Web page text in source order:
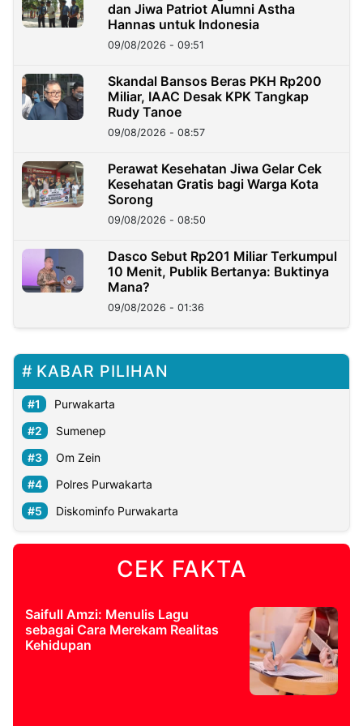
dan Jiwa Patriot Alumni Astha
Hannas untuk Indonesia
09/08/2026 - 09:51
Skandal Bansos Beras PKH Rp200
Miliar, IAAC Desak KPK Tangkap
Rudy Tanoe
09/08/2026 - 08:57
Perawat Kesehatan Jiwa Gelar Cek
Kesehatan Gratis bagi Warga Kota
Sorong
09/08/2026 - 08:50
Dasco Sebut Rp201 Miliar Terkumpul
10 Menit, Publik Bertanya: Buktinya
Mana?
09/08/2026 - 01:36
KABAR PILIHAN
Purwakarta
Sumenep
Om Zein
Polres Purwakarta
Diskominfo Purwakarta
CEK FAKTA
Saifull Amzi: Menulis Lagu
sebagai Cara Merekam Realitas
Kehidupan